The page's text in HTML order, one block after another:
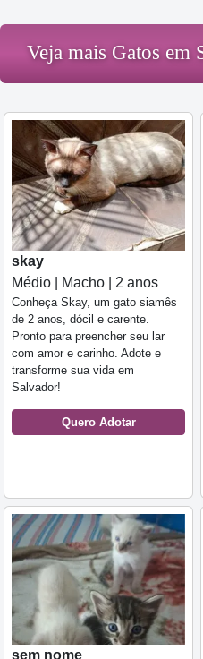
Veja mais Gatos em
skay
Médio | Macho | 2 anos
Conheça Skay, um gato siamês
de 2 anos, dócil e carente.
Pronto para preencher seu lar
com amor e carinho. Adote e
transforme sua vida em
Salvador!
Quero Adotar
sem nome